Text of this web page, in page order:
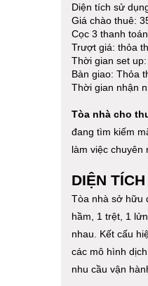
Diện tích sử
Giá chào thuê:
Cọc 3 thanh toán
Trượt giá: thỏa
Thời gian set
Bàn giao: Thỏa
Thời gian nhận
Tòa nhà cho
đang tìm kiếm
làm việc chuyên
DIỆN
Tòa nhà sở hữu
hầm, 1 trệt, 1
nhau. Kết cấu
các mô hình
nhu cầu vận